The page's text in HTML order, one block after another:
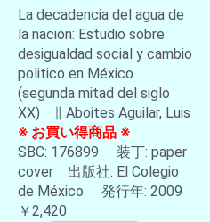
La decadencia del agua de
la nación: Estudio sobre
desigualdad social y cambio
politico en México
(segunda mitad del siglo
XX) ∥ Aboites Aguilar, Luis
※ お買い得商品 ※
SBC: 176899 装丁: paper
cover 出版社: El Colegio
de México 発行年: 2009
￥2,420